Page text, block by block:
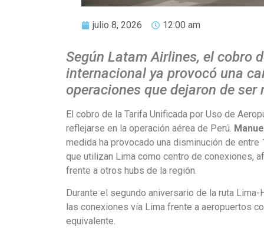
julio 8, 2026 12:00 am
Según Latam Airlines, el cobro
internacional ya provocó una
operaciones que dejaron de ser
El cobro de la Tarifa Unificada por Uso de
reflejarse en la operación aérea de Perú.
medida ha provocado una disminución de
que utilizan Lima como centro de conexiones,
frente a otros hubs de la región.
Durante el segundo aniversario de la ruta
las conexiones vía Lima frente a aeropuertos
equivalente.